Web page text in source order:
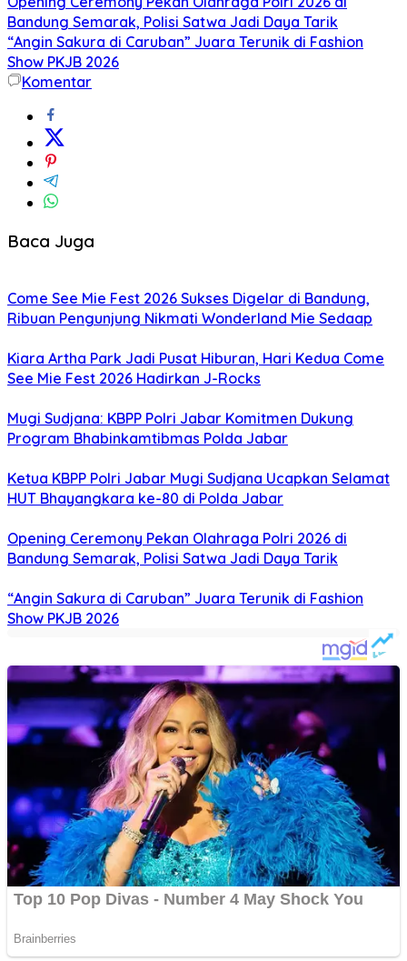
Bandung Semarak, Polisi Satwa Jadi Daya Tarik
“Angin Sakura di Caruban” Juara Terunik di Fashion
Show PKJB 2026
Komentar
Baca Juga
Come See Mie Fest 2026 Sukses Digelar di Bandung,
Ribuan Pengunjung Nikmati Wonderland Mie Sedaap
Kiara Artha Park Jadi Pusat Hiburan, Hari Kedua Come
See Mie Fest 2026 Hadirkan J-Rocks
Mugi Sudjana: KBPP Polri Jabar Komitmen Dukung
Program Bhabinkamtibmas Polda Jabar
Ketua KBPP Polri Jabar Mugi Sudjana Ucapkan Selamat
HUT Bhayangkara ke-80 di Polda Jabar
Opening Ceremony Pekan Olahraga Polri 2026 di
Bandung Semarak, Polisi Satwa Jadi Daya Tarik
“Angin Sakura di Caruban” Juara Terunik di Fashion
Show PKJB 2026